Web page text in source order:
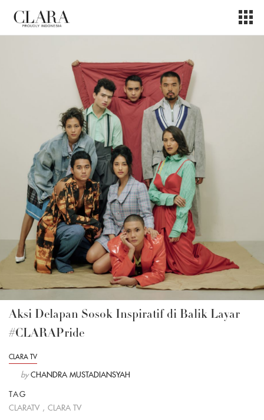
Aksi Delapan Sosok Inspiratif di Balik Layar
#CLARAPride
CLARA TV
by CHANDRA MUSTADIANSYAH
TAG
CLARATV , CLARA TV